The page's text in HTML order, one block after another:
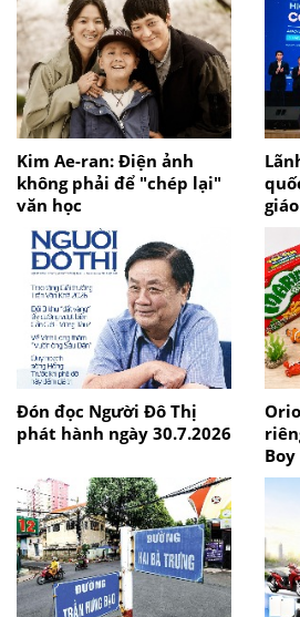
Kim Ae-ran: Điện ảnh
không phải để "chép lại"
văn học
Đón đọc Người Đô Thị
phát hành ngày 30.7.2026
Boy